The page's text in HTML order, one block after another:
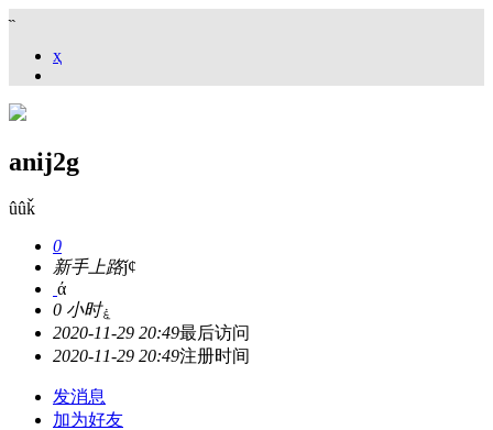
˵
ҳ
anij2g
ûûǩ
0
新手上路ǰȼ
ά
0 小时ۼ
2020-11-29 20:49最后访问
2020-11-29 20:49注册时间
发消息
加为好友